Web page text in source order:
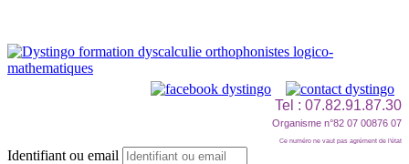
Tel : 07.82.91.87.30
Organisme n°82 07 00876 07
Ce numéro ne vaut pas agrément de l'état
Identifiant ou email